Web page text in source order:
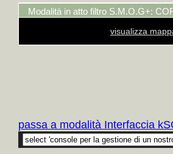
Modalità in atto filtro S.M.O.G+:
visualizza
passa a modalità Interfaccia